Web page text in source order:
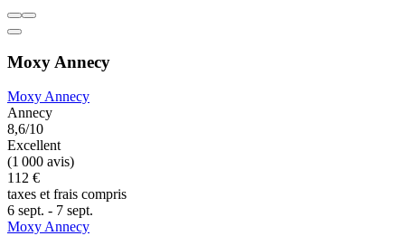
Moxy Annecy
Moxy Annecy
Annecy
8,6/10
Excellent
(1 000 avis)
112 €
taxes et frais compris
6 sept. - 7 sept.
Moxy Annecy